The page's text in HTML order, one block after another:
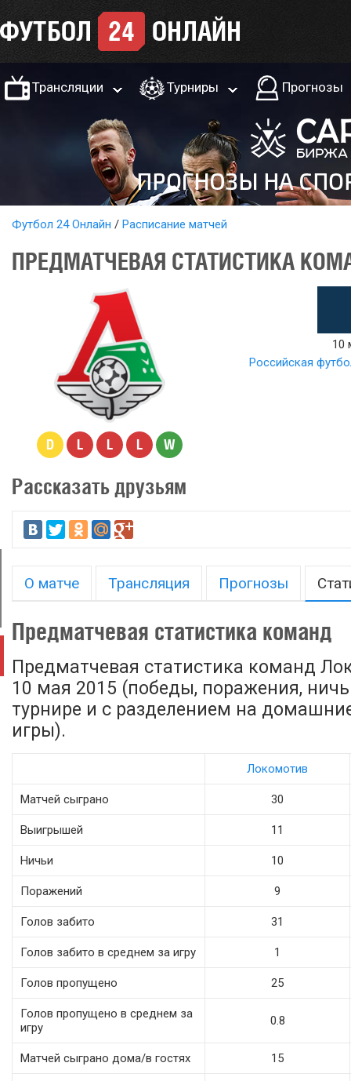
Трансляции Турниры Прогнозы
Футбол 24 Онлайн Расписание матчей
ПРЕДМАТЧЕВАЯ СТАТИСТИКА
D L L L W
10
Российская
Рассказать друзьям
О матче Трансляция Прогнозы
Предматчевая статистика команд
Предматчевая статистика команд
10 мая 2015 (победы, поражения,
турнире и с разделением на
игры).
Локомотив
Матчей сыграно 30
Выигрышей 11
Ничьи 10
Поражений 9
Голов забито 31
Голов забито в среднем за игру 1
Голов пропущено 25
Голов пропущено в среднем за
игру
0.8
Матчей сыграно дома/в гостях 15